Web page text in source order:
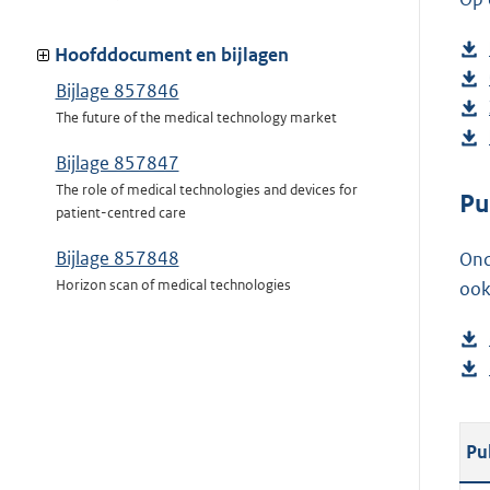
Hoofddocument en bijlagen
Bijlage 857846
The future of the medical technology market
Bijlage 857847
The role of medical technologies and devices for
patient-centred care
Bijlage 857848
Horizon scan of medical technologies